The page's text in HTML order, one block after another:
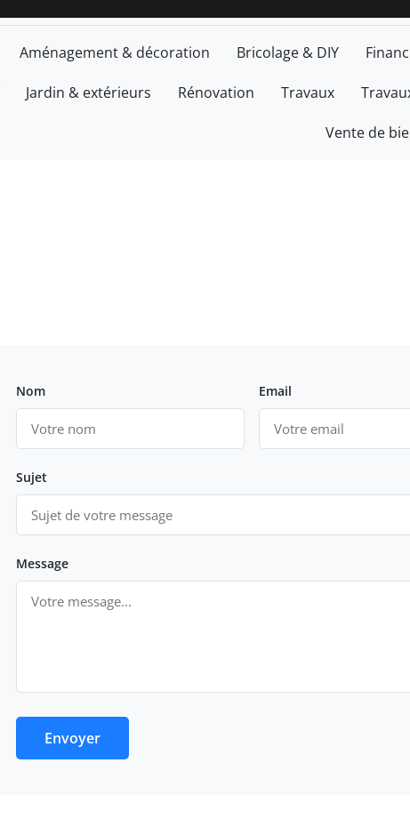
Aménagement & décoration Bricolage & DIY
Jardin & extérieurs Rénovation Travaux
Vente de
Nom Email
Sujet
Message
Envoyer